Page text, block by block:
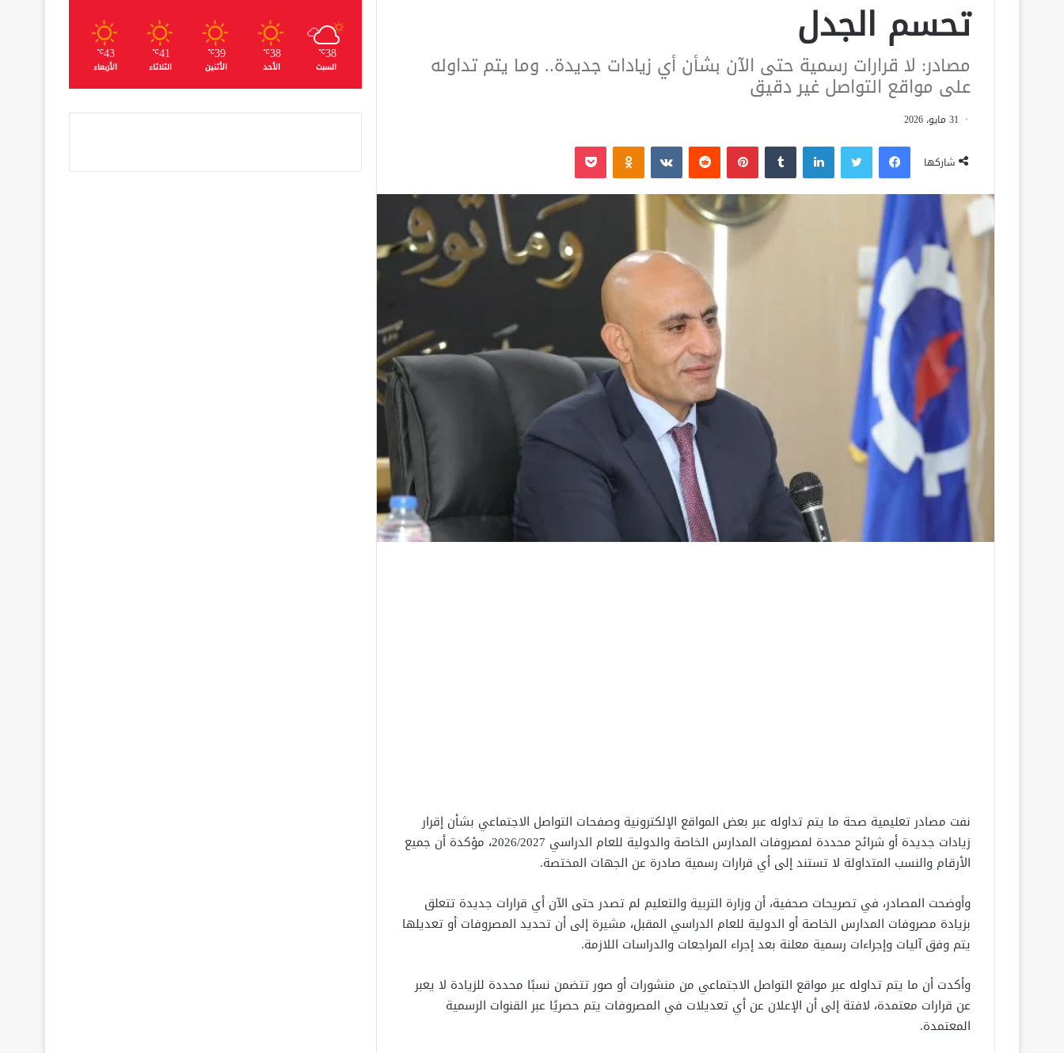
تحسم الجدل
مصادر: لا قرارات رسمية حتى الآن بشأن أي زيادات جديدة.. وما يتم تداوله
على مواقع التواصل غير دقيق
31 مايو، 2026
شاركها
فيسبوك لينكدإن بينتيريست
نفت مصادر تعليمية صحة ما يتم تداوله عبر بعض المواقع الإلكترونية وصفحات التواصل الاجتماعي بشأن إقرار
زيادات جديدة أو شرائح محددة لمصروفات المدارس الخاصة والدولية للعام الدراسي 2026/2027، مؤكدة أن جميع
الأرقام والنسب المتداولة لا تستند إلى أي قرارات رسمية صادرة عن الجهات المختصة.
وأوضحت المصادر، في تصريحات صحفية، أن وزارة التربية والتعليم لم تصدر حتى الآن أي قرارات جديدة تتعلق
بزيادة مصروفات المدارس الخاصة أو الدولية للعام الدراسي المقبل، مشيرة إلى أن تحديد المصروفات أو تعديلها
يتم وفق آليات وإجراءات رسمية معلنة بعد إجراء المراجعات والدراسات اللازمة.
وأكدت أن ما يتم تداوله عبر مواقع التواصل الاجتماعي من منشورات أو صور تتضمن نسبًا محددة للزيادة لا يعبر
عن قرارات معتمدة، لافتة إلى أن الإعلان عن أي تعديلات في المصروفات يتم حصريًا عبر القنوات الرسمية
المعتمدة.
38
℃
السبت
38
℃
الأحد
39
℃
الأثنين
41
℃
الثلاثاء
43
℃
الأربعاء